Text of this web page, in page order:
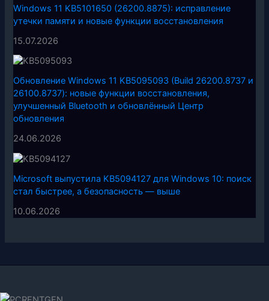
Windows 11 KB5101650 (26200.8875): исправление
утечки памяти и новые функции восстановления
15.07.2026
Обновление Windows 11 KB5095093 (Build 26200.8737 и
26100.8737): новые функции восстановления,
улучшенный Bluetooth и обновлённый Центр
обновления
24.06.2026
Microsoft выпустила KB5094127 для Windows 10: поиск
стал быстрее, а безопасность — выше
10.06.2026